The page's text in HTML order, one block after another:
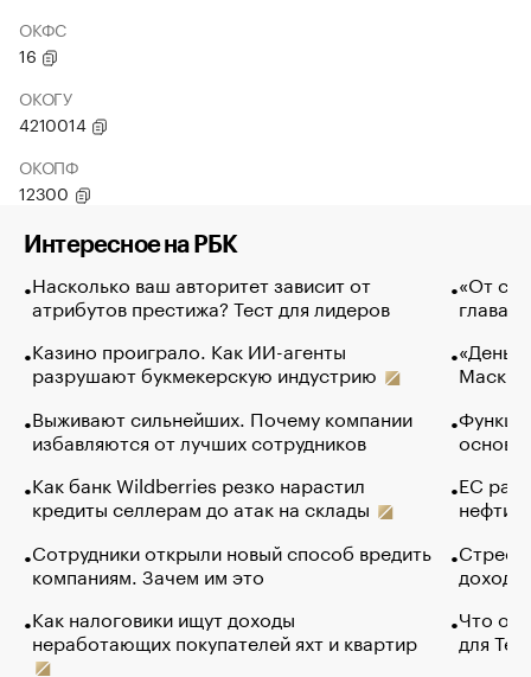
ОКФС
16
ОКОГУ
4210014
ОКОПФ
12300
Интересное на РБК
Насколько ваш авторитет зависит от
атрибутов престижа? Тест для лидеров
Казино проиграло. Как ИИ-агенты
разрушают букмекерскую индустрию
Выживают сильнейших. Почему компании
избавляются от лучших сотрудников
Как банк Wildberries резко нарастил
кредиты селлерам до атак на склады
Сотрудники открыли новый способ вредить
компаниям. Зачем им это
Как налоговики ищут доходы
неработающих покупателей яхт и квартир
«От
глава
Маск в
основ
ЕС
нефти
Что
для